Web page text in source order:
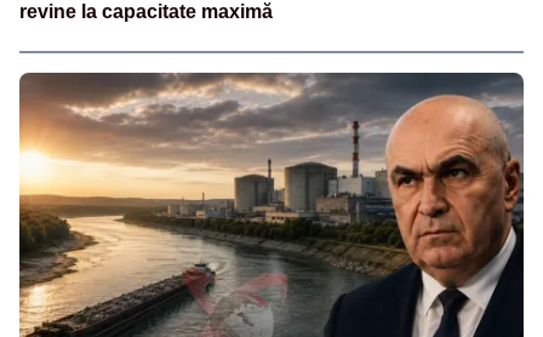
revine la capacitate maximă